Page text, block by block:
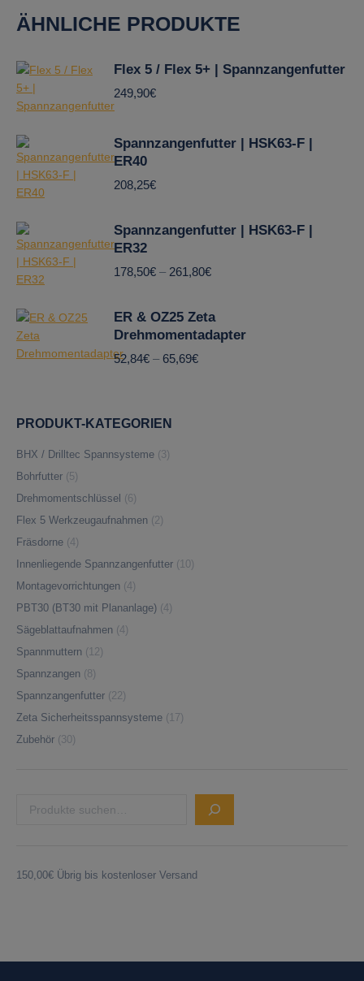
ÄHNLICHE PRODUKTE
Flex 5 / Flex 5+ | Spannzangenfutter
249,90€
Spannzangenfutter | HSK63-F |
ER40
208,25€
Spannzangenfutter | HSK63-F |
ER32
178,50€ – 261,80€
ER & OZ25 Zeta
Drehmomentadapter
52,84€ – 65,69€
PRODUKT-KATEGORIEN
BHX / Drilltec Spannsysteme (3)
Bohrfutter (5)
Drehmomentschlüssel (6)
Flex 5 Werkzeugaufnahmen (2)
Fräsdorne (4)
Innenliegende Spannzangenfutter (10)
Montagevorrichtungen (4)
PBT30 (BT30 mit Plananlage) (4)
Sägeblattaufnahmen (4)
Spannmuttern (12)
Spannzangen (8)
Spannzangenfutter (22)
Zeta Sicherheitsspannsysteme (17)
Zubehör (30)
150,00€ Übrig bis kostenloser Versand